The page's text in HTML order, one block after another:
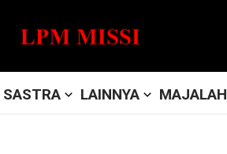
SASTRA LAINNYA MAJALAH